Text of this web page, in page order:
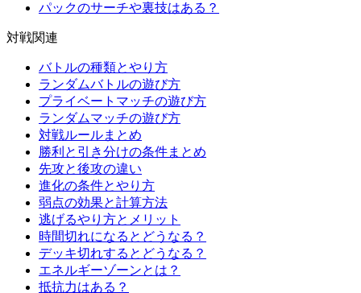
パックのサーチや裏技はある？
対戦関連
バトルの種類とやり方
ランダムバトルの遊び方
プライベートマッチの遊び方
ランダムマッチの遊び方
対戦ルールまとめ
勝利と引き分けの条件まとめ
先攻と後攻の違い
進化の条件とやり方
弱点の効果と計算方法
逃げるやり方とメリット
時間切れになるとどうなる？
デッキ切れするとどうなる？
エネルギーゾーンとは？
抵抗力はある？